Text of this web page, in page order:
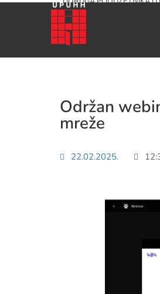
Održan
mreže
22.02.2025.